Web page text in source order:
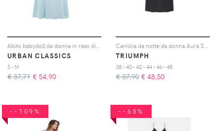
Abito babydoll da donna in raso di viscosa
URBAN CLASSICS
S - M
€ 37,71 € 54,90
Camicia da notte da donna Aura Spotlight
TRIUMPH
38 - 40 - 42 - 44 - 46 - 48
€ 37,90 € 48,50
--109% --65%